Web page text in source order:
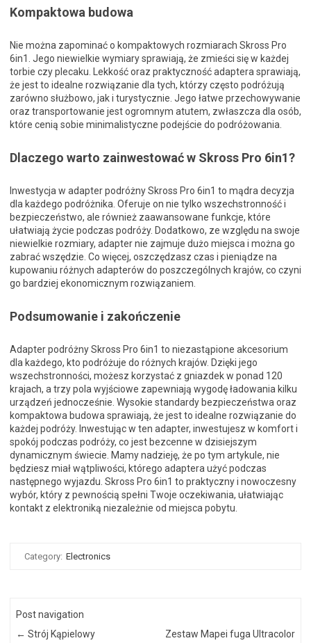
Kompaktowa budowa
Nie można zapominać o kompaktowych rozmiarach Skross Pro
6in1. Jego niewielkie wymiary sprawiają, że zmieści się w każdej
torbie czy plecaku. Lekkość oraz praktyczność adaptera sprawiają,
że jest to idealne rozwiązanie dla tych, którzy często podróżują
zarówno służbowo, jak i turystycznie. Jego łatwe przechowywanie
oraz transportowanie jest ogromnym atutem, zwłaszcza dla osób,
które cenią sobie minimalistyczne podejście do podróżowania.
Dlaczego warto zainwestować w Skross Pro 6in1?
Inwestycja w adapter podróżny Skross Pro 6in1 to mądra decyzja
dla każdego podróżnika. Oferuje on nie tylko wszechstronność i
bezpieczeństwo, ale również zaawansowane funkcje, które
ułatwiają życie podczas podróży. Dodatkowo, ze względu na swoje
niewielkie rozmiary, adapter nie zajmuje dużo miejsca i można go
zabrać wszędzie. Co więcej, oszczędzasz czas i pieniądze na
kupowaniu różnych adapterów do poszczególnych krajów, co czyni
go bardziej ekonomicznym rozwiązaniem.
Podsumowanie i zakończenie
Adapter podróżny Skross Pro 6in1 to niezastąpione akcesorium
dla każdego, kto podróżuje do różnych krajów. Dzięki jego
wszechstronności, możesz korzystać z gniazdek w ponad 120
krajach, a trzy pola wyjściowe zapewniają wygodę ładowania kilku
urządzeń jednocześnie. Wysokie standardy bezpieczeństwa oraz
kompaktowa budowa sprawiają, że jest to idealne rozwiązanie do
każdej podróży. Inwestując w ten adapter, inwestujesz w komfort i
spokój podczas podróży, co jest bezcenne w dzisiejszym
dynamicznym świecie. Mamy nadzieję, że po tym artykule, nie
będziesz miał wątpliwości, którego adaptera użyć podczas
następnego wyjazdu. Skross Pro 6in1 to praktyczny i nowoczesny
wybór, który z pewnością spełni Twoje oczekiwania, ułatwiając
kontakt z elektroniką niezależnie od miejsca pobytu.
Category: Electronics
Post navigation
← Strój Kąpielowy Zestaw Mapei fuga Ultracolor